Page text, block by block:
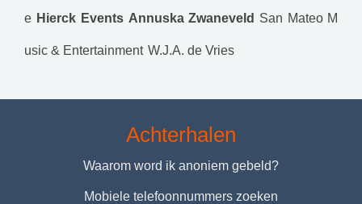
e Hierck Events Annuska Zwaneveld San Mateo M
usic & Entertainment W.J.A. de Vries
Achterhalen
Waarom word ik anoniem gebeld?
Mobiele telefoonnummers zoeken